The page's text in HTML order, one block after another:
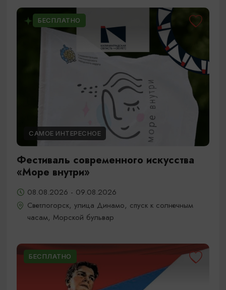
БЕСПЛАТНО
САМОЕ ИНТЕРЕСНОЕ
Фестиваль современного искусства
«Море внутри»
08.08.2026 - 09.08.2026
Светлогорск, улица Динамо, спуск к солнечным
часам, Морской бульвар
БЕСПЛАТНО